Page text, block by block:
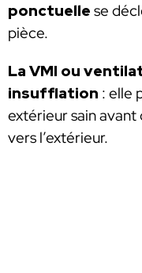
ponctuelle se
pièce.
La VMI ou
insufflation : elle
extérieur sain avant
vers l’extérieur.